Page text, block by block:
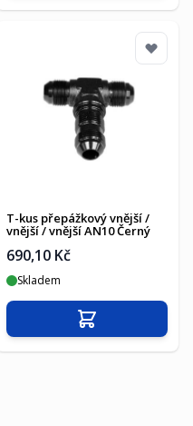
T-kus přepážkový vnější /
vnější / vnější AN10 Černý
690,10 Kč
Skladem
Přidat do košíku